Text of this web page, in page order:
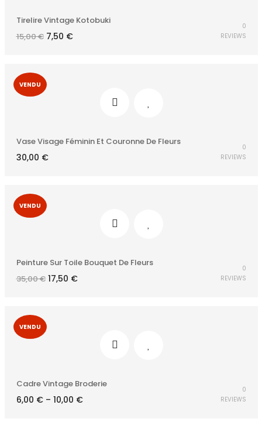
Tirelire Vintage Kotobuki
15,00€ Le
prix
7,50 €Le
prix
0
REVIEWS
VENDU
Vase Visage Féminin Et Couronne De Fleurs
30,00 €
0
REVIEWS
VENDU
Peinture Sur Toile Bouquet De Fleurs
35,00€ Le
prix
17,50 €Le
prix
0
REVIEWS
VENDU
Cadre Vintage Broderie
6,00 €– 10,00 €
0
REVIEWS